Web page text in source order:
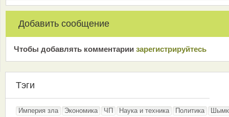
Добавить сообщение
Чтобы добавлять комментарии зарeгиcтрирyйтeсь
Тэги
Империя зла Экономика ЧП Наука и техника Политика